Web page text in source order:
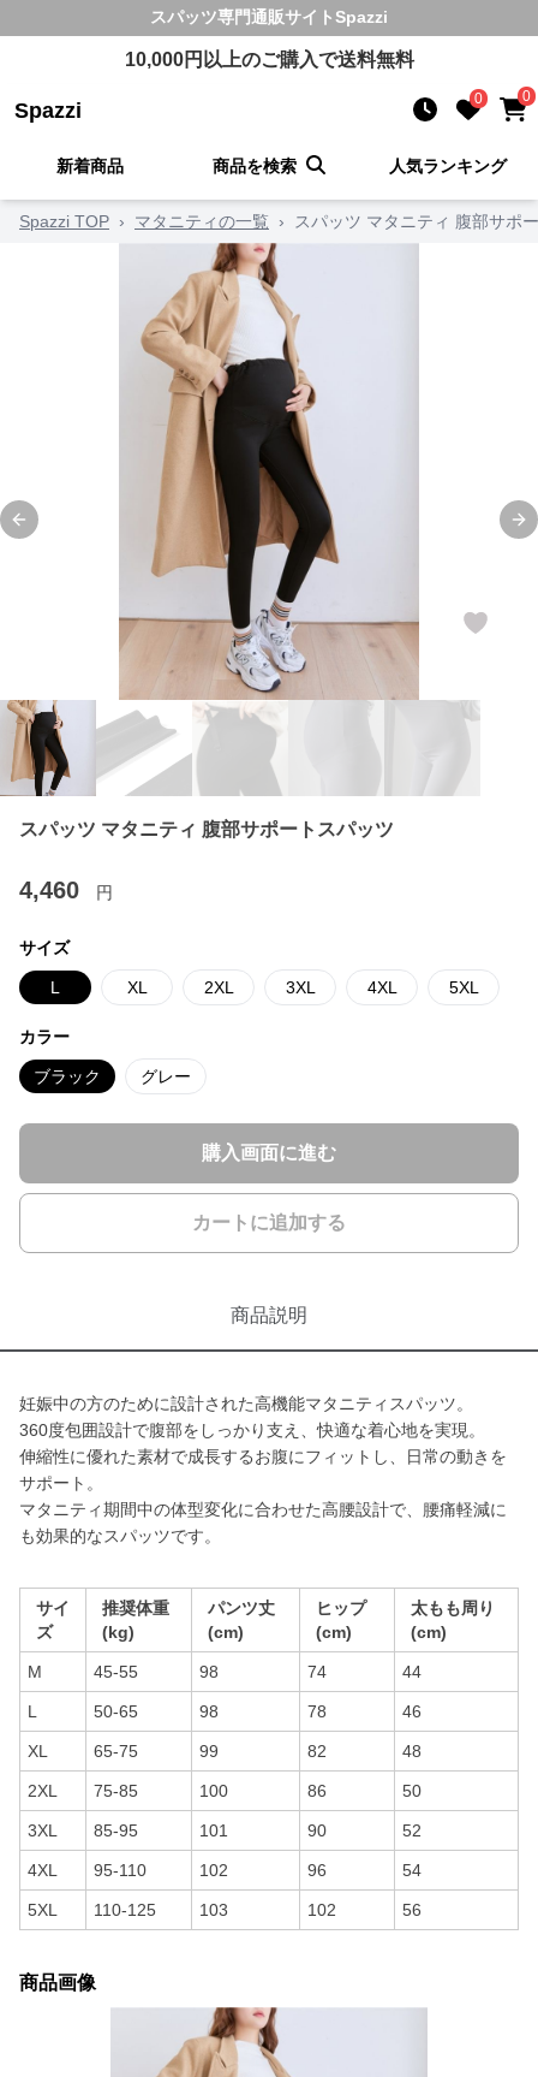
スパッツ専門通販サイトSpazzi
10,000円以上のご購入で送料無料
Spazzi 0 0
新着商品 商品を検索 人気ランキング
Spazzi TOP › マタニティの一覧 › スパッツ マタニティ 腹部サポ
Previous slide
スパッツ マタニティ 腹部サポートスパッツ
4,460 円
サイズ
L XL 2XL 3XL 4XL 5XL
カラー
ブラック グレー
購入画面に進む
カートに追加する
商品説明
妊娠中の方のために設計された高機能マタニティスパッツ。
360度包囲設計で腹部をしっかり支え、快適な着心地を実現。
伸縮性に優れた素材で成長するお腹にフィットし、日常の動きを
サポート。
マタニティ期間中の体型変化に合わせた高腰設計で、腰痛軽減に
も効果的なスパッツです。
サイ
ズ
推奨体重
(kg)
パンツ丈
(cm)
ヒップ
(cm)
太もも周り
(cm)
M 45-55 98 74 44
L 50-65 98 78 46
XL 65-75 99 82 48
2XL 75-85 100 86 50
3XL 85-95 101 90 52
4XL 95-110 102 96 54
5XL 110-125 103 102 56
商品画像